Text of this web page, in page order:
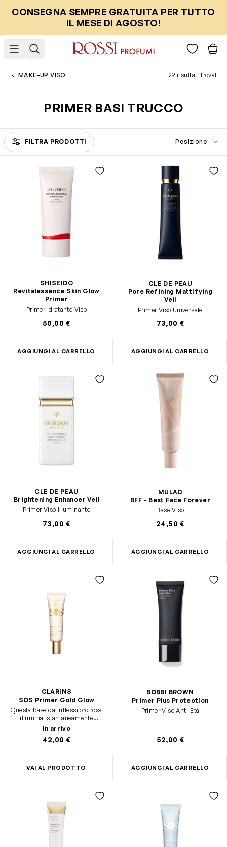
CONSEGNA SEMPRE GRATUITA PER TUTTO
IL MESE DI AGOSTO!
MAKE-UP VISO 29 risultati trovati
PRIMER BASI TRUCCO
FILTRA PRODOTTI
Passa all'elenco prodotti
SHISEIDO
Revitalessence Skin Glow
Primer
Primer Idratante Viso
50,00 €
AGGIUNGI AL CARRELLO
CLE DE PEAU
Pore Refining Mattifying
Veil
Primer Viso Universale
73,00 €
AGGIUNGI AL CARRELLO
CLE DE PEAU
Brightening Enhancer Veil
Primer Viso Illuminante
73,00 €
AGGIUNGI AL CARRELLO
MULAC
BFF - Best Face Forever
Base Viso
24,50 €
AGGIUNGI AL CARRELLO
CLARINS
SOS Primer Gold Glow
Questa base dai riflessi oro rosa
illumina istantaneamente
l’incarnato e prolunga la tenuta
In arrivo
42,00 €
VAI AL PRODOTTO
BOBBI BROWN
Primer Plus Protection
Primer Viso Anti-Età
52,00 €
AGGIUNGI AL CARRELLO